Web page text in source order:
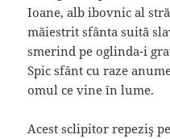
Ioane, alb ibovnic al
măiestrit sfânta suită
smerind pe oglinda-i
Spic sfânt cu raze
omul ce vine în lume.
Acest sclipitor repeziş